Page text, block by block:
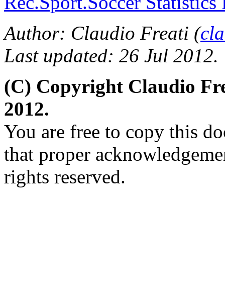
Author: Claudio Freati (
Last updated: 26 Jul 2012.
(C) Copyright Claudio
2012.
You are free to copy this
that proper
rights reserved.